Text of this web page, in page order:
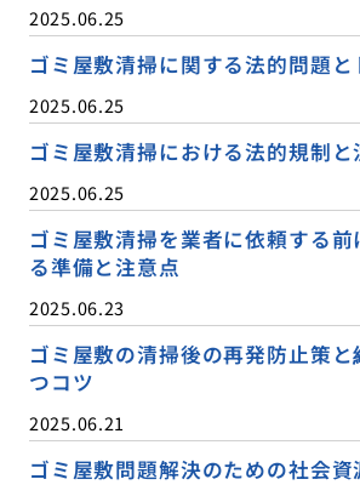
2025.06.25
ゴミ屋敷清掃に関する法的問題
2025.06.25
ゴミ屋敷清掃における法的規制と
2025.06.25
ゴミ屋敷清掃を業者に依頼する
る準備と注意点
2025.06.23
ゴミ屋敷の清掃後の再発防止策
つコツ
2025.06.21
ゴミ屋敷問題解決のための社会資